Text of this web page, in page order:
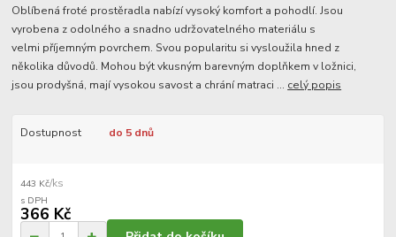
Oblíbená froté prostěradla nabízí vysoký komfort a pohodlí. Jsou
vyrobena z odolného a snadno udržovatelného materiálu s
velmi příjemným povrchem. Svou popularitu si vysloužila hned z
několika důvodů. Mohou být vkusným barevným doplňkem v ložnici,
jsou prodyšná, mají vysokou savost a chrání matraci ... celý popis
Dostupnost do 5 dnů
443 Kč/ks
366 Kč